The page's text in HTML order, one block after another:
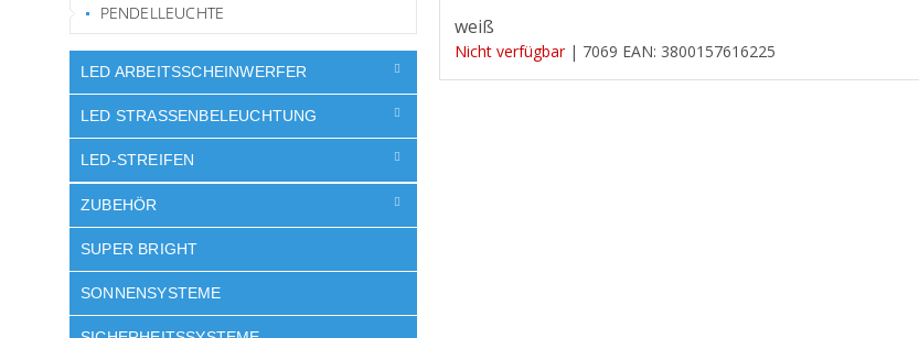
PENDELLEUCHTE
LED ARBEITSSCHEINWERFER
LED STRASSENBELEUCHTUNG
LED-STREIFEN
ZUBEHÖR
SUPER BRIGHT
SONNENSYSTEME
weiß
Nicht verfügbar | 7069 EAN: 3800157616225